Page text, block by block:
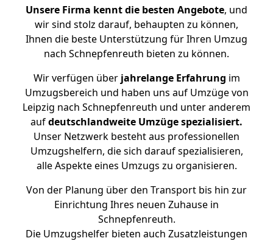
Unsere Firma kennt die besten Angebote, und
wir sind stolz darauf, behaupten zu können,
Ihnen die beste Unterstützung für Ihren Umzug
nach Schnepfenreuth bieten zu können.
Wir verfügen überjahrelange Erfahrung im
Umzugsbereich und haben uns auf Umzüge von
Leipzig nach Schnepfenreuth und unter anderem
aufdeutschlandweite Umzüge spezialisiert.
Unser Netzwerk besteht aus professionellen
Umzugshelfern, die sich darauf spezialisieren,
alle Aspekte eines Umzugs zu organisieren.
Von der Planung über den Transport bis hin zur
Einrichtung Ihres neuen Zuhause in
Schnepfenreuth.
Die Umzugshelfer bieten auch Zusatzleistungen